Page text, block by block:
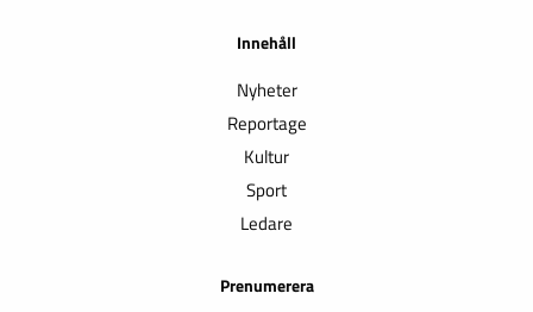
Innehåll
Nyheter
Reportage
Kultur
Sport
Ledare
Prenumerera